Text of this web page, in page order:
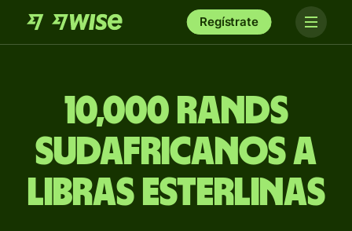
Regístrate
10,000 rands
sudafricanos a
libras esterlinas